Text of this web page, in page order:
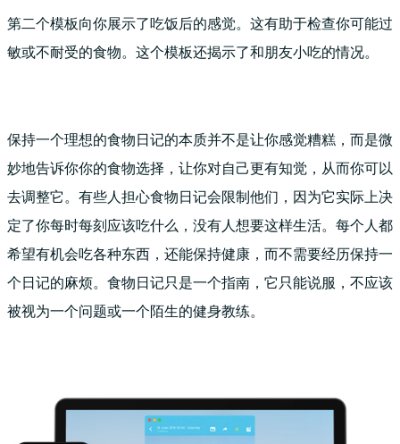
第二个模板向你展示了吃饭后的感觉。这有助于检查你可能过
敏或不耐受的食物。这个模板还揭示了和朋友小吃的情况。
保持一个理想的食物日记的本质并不是让你感觉糟糕，而是微
妙地告诉你你的食物选择，让你对自己更有知觉，从而你可以
去调整它。有些人担心食物日记会限制他们，因为它实际上决
定了你每时每刻应该吃什么，没有人想要这样生活。每个人都
希望有机会吃各种东西，还能保持健康，而不需要经历保持一
个日记的麻烦。食物日记只是一个指南，它只能说服，不应该
被视为一个问题或一个陌生的健身教练。